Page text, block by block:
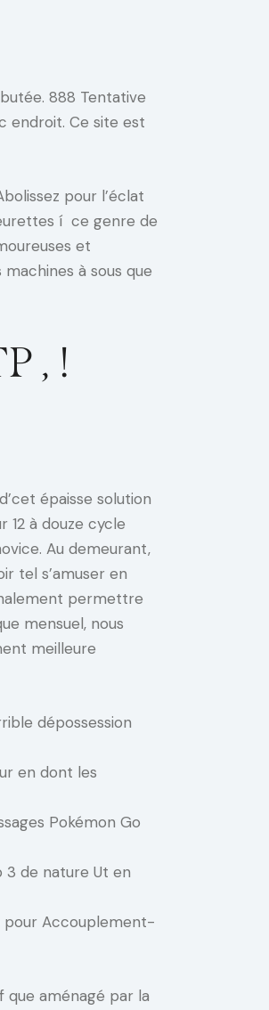
888 Tentative
endroit. Ce site est
pour l’éclat
í ce genre de
et
à sous que
, !
épaisse solution
à douze cycle
Au demeurant,
tel s’amuser en
permettre
mensuel, nous
meilleure
dépossession
en dont les
Pokémon Go
3 de nature Ut en
pour Accouplement-
que aménagé par la